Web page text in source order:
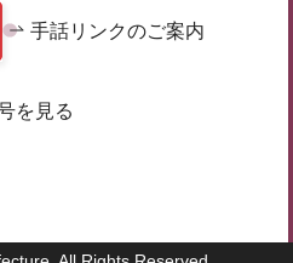
手話リンクのご案内
を見る